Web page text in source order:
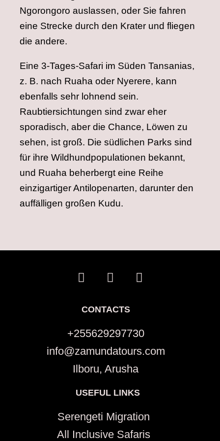
Ngorongoro auslassen, oder Sie fahren
eine Strecke durch den Krater und fliegen
die andere.
Eine 3-Tages-Safari im Süden Tansanias,
z. B. nach Ruaha oder Nyerere, kann
ebenfalls sehr lohnend sein.
Raubtiersichtungen sind zwar eher
sporadisch, aber die Chance, Löwen zu
sehen, ist groß. Die südlichen Parks sind
für ihre Wildhundpopulationen bekannt,
und Ruaha beherbergt eine Reihe
einzigartiger Antilopenarten, darunter den
auffälligen großen Kudu.
W
h
t
a
p
I
n
t
g
r
a
m
T
r
d
i
s
r
CONTACTS
+255629297730
info@zamundatours.com
Ilboru, Arusha
USEFUL LINKS
Serengeti Migration
All Inclusive Safaris